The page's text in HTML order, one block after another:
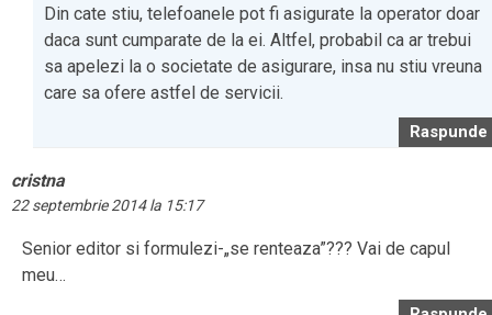
Din cate stiu, telefoanele pot fi asigurate la operator doar
daca sunt cumparate de la ei. Altfel, probabil ca ar trebui
sa apelezi la o societate de asigurare, insa nu stiu vreuna
care sa ofere astfel de servicii.
Raspunde
cristna
22 septembrie 2014 la 15:17
Senior editor si formulezi-„se renteaza”??? Vai de capul
meu…